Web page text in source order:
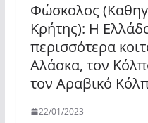
Φώσκολος
Κρήτης): Η
περισσότερα
Αλάσκα, τον
τον Αραβικό
22/01/2023